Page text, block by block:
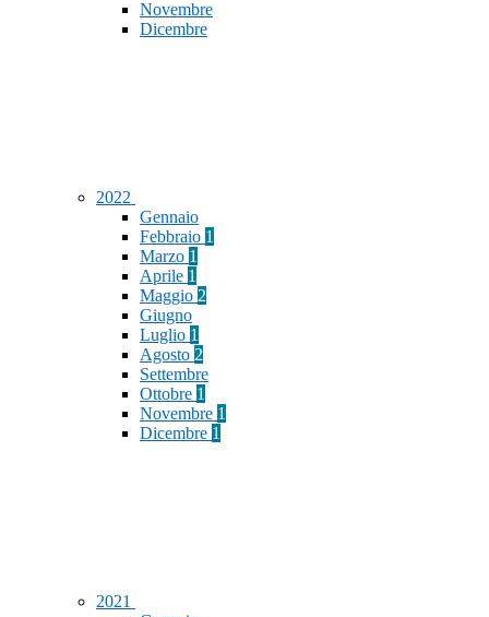
Novembre
Dicembre
2022
Gennaio
Febbraio 1
Marzo 1
Aprile 1
Maggio 2
Giugno
Luglio 1
Agosto 2
Settembre
Ottobre 1
Novembre 1
Dicembre 1
2021